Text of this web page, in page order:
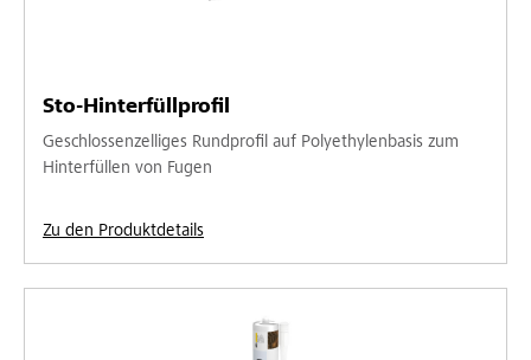
Sto-Hinterfüllprofil
Geschlossenzelliges Rundprofil auf Polyethylenbasis zum
Hinterfüllen von Fugen
Zu den Produktdetails